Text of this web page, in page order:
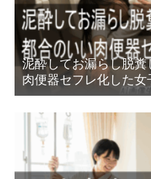
泥酔してお漏らし脱
肉便器セフレ化した女